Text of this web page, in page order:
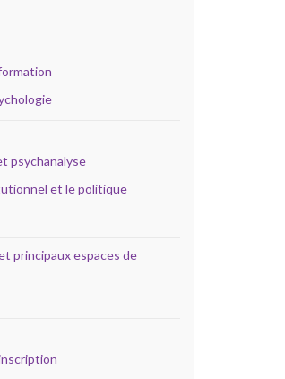
psychanalyse
et le politique
principaux espaces de